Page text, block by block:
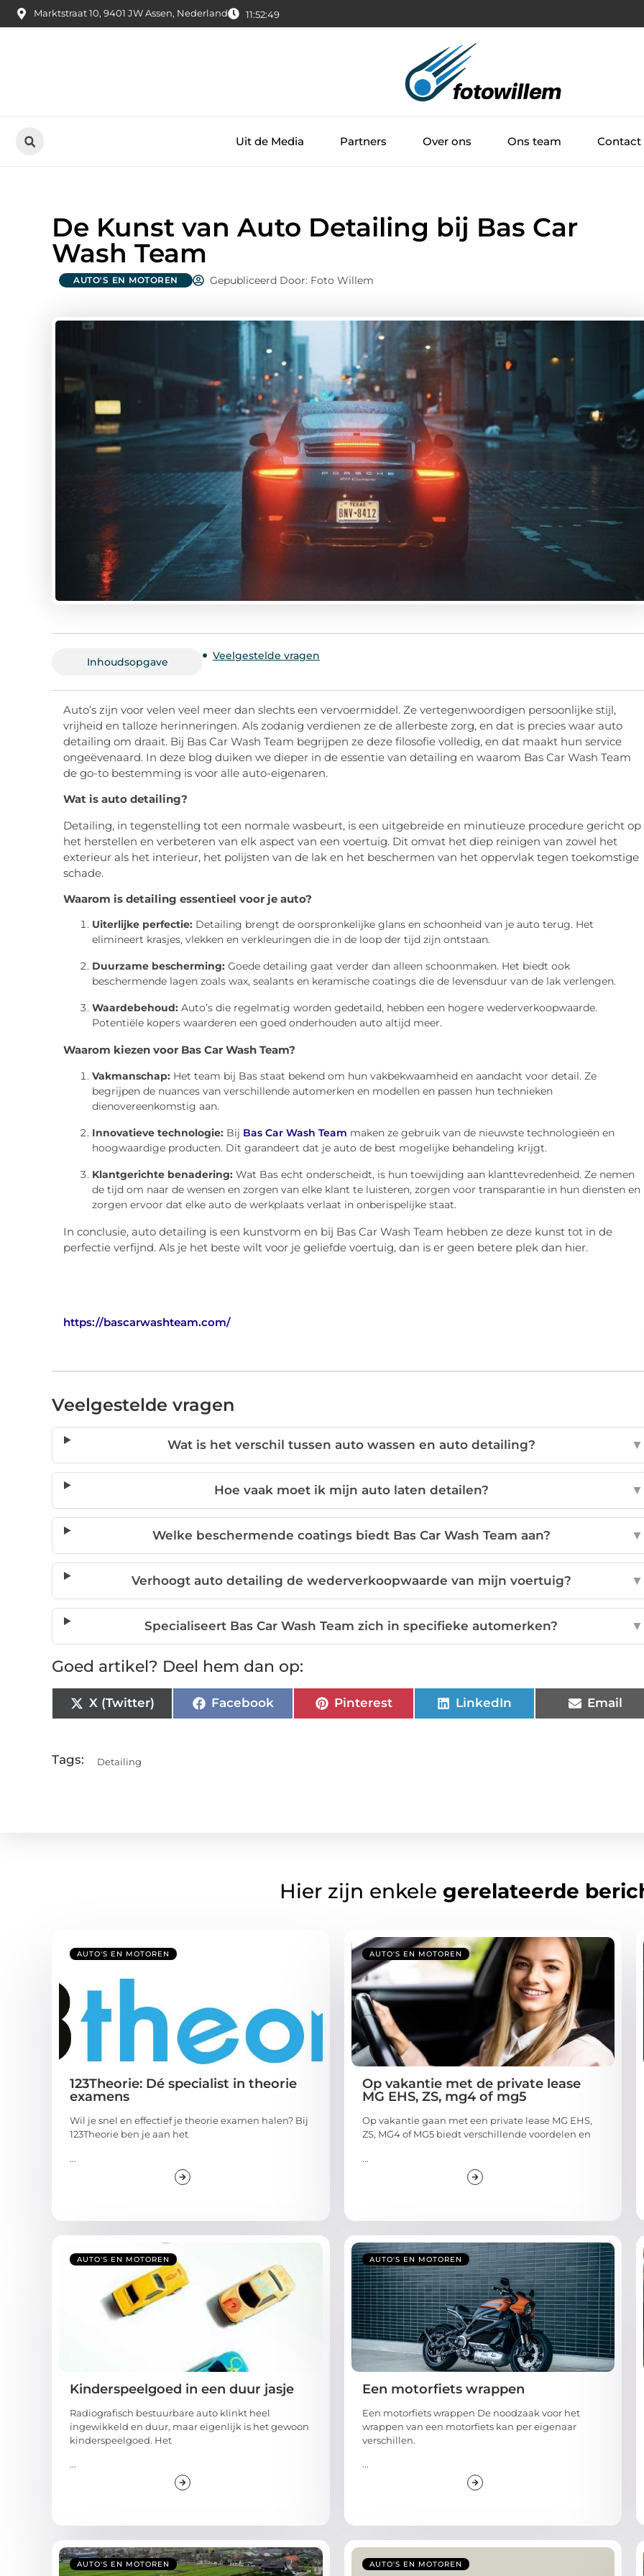
Marktstraat 10, 9401 JW Assen, Nederland 11:52:51
Uit de Media Partners Over ons Ons team Contact
De Kunst van Auto Detailing bij Bas Car
Wash Team
AUTO'S EN MOTOREN Gepubliceerd Door: Foto Willem
Inhoudsopgave Veelgestelde vragen
Auto’s zijn voor velen veel meer dan slechts een vervoermiddel. Ze vertegenwoordigen persoonlijke stijl,
vrijheid en talloze herinneringen. Als zodanig verdienen ze de allerbeste zorg, en dat is precies waar auto
detailing om draait. Bij Bas Car Wash Team begrijpen ze deze filosofie volledig, en dat maakt hun service
ongeëvenaard. In deze blog duiken we dieper in de essentie van detailing en waarom Bas Car Wash Team
de go-to bestemming is voor alle auto-eigenaren.
Wat is auto detailing?
Detailing, in tegenstelling tot een normale wasbeurt, is een uitgebreide en minutieuze procedure gericht op
het herstellen en verbeteren van elk aspect van een voertuig. Dit omvat het diep reinigen van zowel het
exterieur als het interieur, het polijsten van de lak en het beschermen van het oppervlak tegen toekomstige
schade.
Waarom is detailing essentieel voor je auto?
Uiterlijke perfectie: Detailing brengt de oorspronkelijke glans en schoonheid van je auto terug. Het
elimineert krasjes, vlekken en verkleuringen die in de loop der tijd zijn ontstaan.
Duurzame bescherming: Goede detailing gaat verder dan alleen schoonmaken. Het biedt ook
beschermende lagen zoals wax, sealants en keramische coatings die de levensduur van de lak verlengen.
Waardebehoud: Auto’s die regelmatig worden gedetaild, hebben een hogere wederverkoopwaarde.
Potentiële kopers waarderen een goed onderhouden auto altijd meer.
Waarom kiezen voor Bas Car Wash Team?
Vakmanschap: Het team bij Bas staat bekend om hun vakbekwaamheid en aandacht voor detail. Ze
begrijpen de nuances van verschillende automerken en modellen en passen hun technieken
dienovereenkomstig aan.
Innovatieve technologie: Bij Bas Car Wash Team maken ze gebruik van de nieuwste technologieën en
hoogwaardige producten. Dit garandeert dat je auto de best mogelijke behandeling krijgt.
Klantgerichte benadering: Wat Bas echt onderscheidt, is hun toewijding aan klanttevredenheid. Ze nemen
de tijd om naar de wensen en zorgen van elke klant te luisteren, zorgen voor transparantie in hun diensten en
zorgen ervoor dat elke auto de werkplaats verlaat in onberispelijke staat.
In conclusie, auto detailing is een kunstvorm en bij Bas Car Wash Team hebben ze deze kunst tot in de
perfectie verfijnd. Als je het beste wilt voor je geliefde voertuig, dan is er geen betere plek dan hier.
https://bascarwashteam.com/
Veelgestelde vragen
Wat is het verschil tussen auto wassen en auto detailing? ▼
Hoe vaak moet ik mijn auto laten detailen? ▼
Welke beschermende coatings biedt Bas Car Wash Team aan? ▼
Verhoogt auto detailing de wederverkoopwaarde van mijn voertuig? ▼
Specialiseert Bas Car Wash Team zich in specifieke automerken? ▼
Goed artikel? Deel hem dan op:
X (Twitter) Facebook Pinterest LinkedIn Email
Tags: Detailing
Hier zijn enkele gerelateerde
AUTO'S EN MOTOREN
123Theorie: Dé specialist in theorie
examens
Wil je snel en effectief je theorie examen halen? Bij
123Theorie ben je aan het
...
AUTO'S EN MOTOREN
Op vakantie met de private lease
MG EHS, ZS, mg4 of mg5
Op vakantie gaan met een private lease MG EHS,
ZS, MG4 of MG5 biedt verschillende voordelen en
...
AUTO'S EN MOTOREN
Kinderspeelgoed in een duur jasje
Radiografisch bestuurbare auto klinkt heel
ingewikkeld en duur, maar eigenlijk is het gewoon
kinderspeelgoed. Het
...
AUTO'S EN MOTOREN
Een motorfiets wrappen
Een motorfiets wrappen De noodzaak voor het
wrappen van een motorfiets kan per eigenaar
verschillen.
...
AUTO'S EN MOTOREN AUTO'S EN MOTOREN